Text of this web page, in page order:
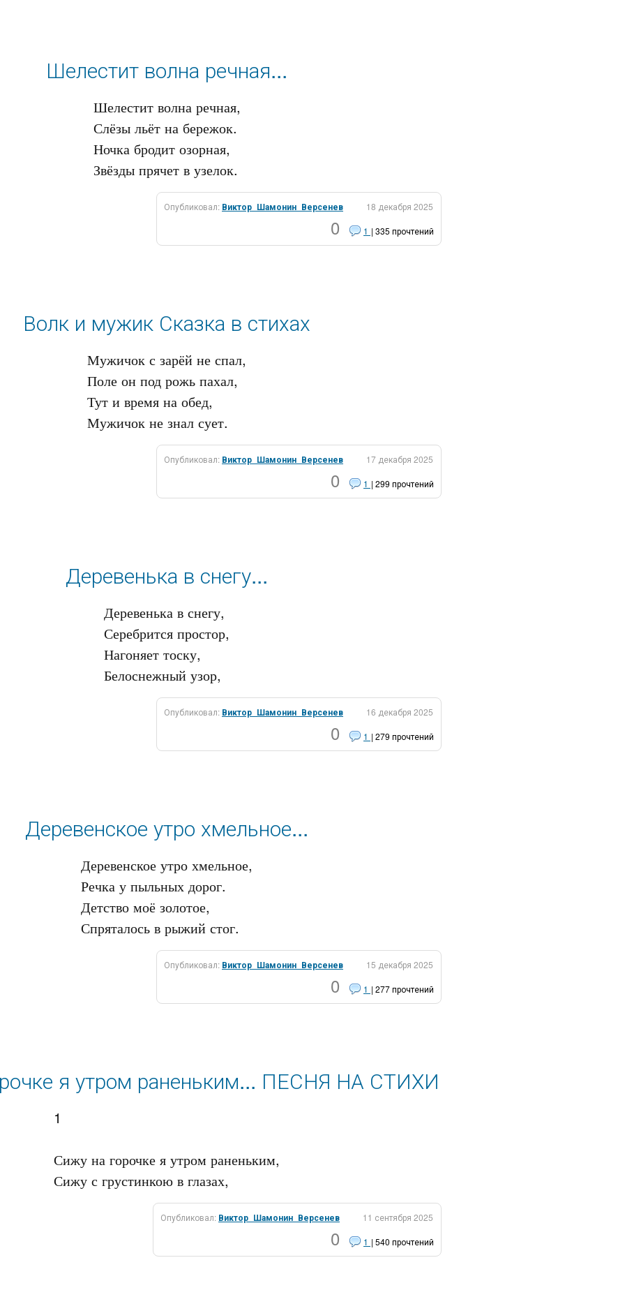
Шелестит волна речная...
Шелестит волна речная,
Слёзы льёт на бережок.
Ночка бродит озорная,
Опубликовал: Виктор_Шамонин_Версенев 18 декабря 2025
0 1 | 335 прочтений
Волк и мужик Сказка в стихах
Мужичок с зарёй не спал,
Поле он под рожь пахал,
Тут и время на обед,
Опубликовал: Виктор_Шамонин_Версенев 17 декабря 2025
0 1 | 299 прочтений
Деревенька в снегу...
Деревенька в снегу,
Серебрится простор,
Нагоняет тоску,
Опубликовал: Виктор_Шамонин_Версенев 16 декабря 2025
0 1 | 279 прочтений
Деревенское утро хмельное...
Деревенское утро хмельное,
Речка у пыльных дорог.
Детство моё золотое,
Опубликовал: Виктор_Шамонин_Версенев 15 декабря 2025
0 1 | 277 прочтений
я утром раненьким... ПЕСНЯ НА СТИХИ
1
Сижу на горочке я утром раненьким,
Опубликовал: Виктор_Шамонин_Версенев 11 сентября 2025
0 1 | 540 прочтений